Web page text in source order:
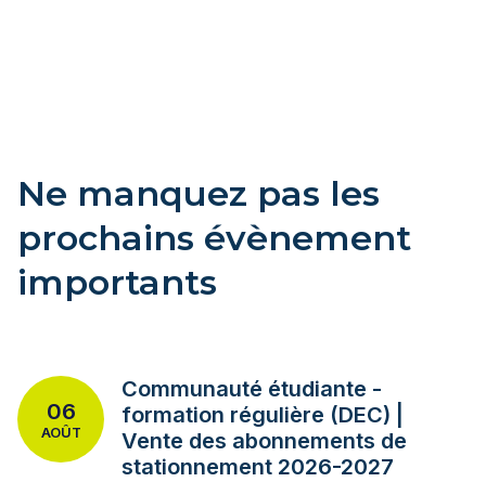
Ne manquez pas les
prochains évènement
importants
06
AOÛT
Communauté étudiante -
formation régulière (DEC) |
Vente des abonnements de
stationnement 2026-2027